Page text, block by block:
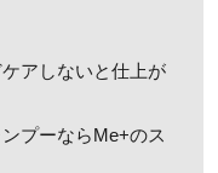
アしないと仕上が
プーならMe+のス